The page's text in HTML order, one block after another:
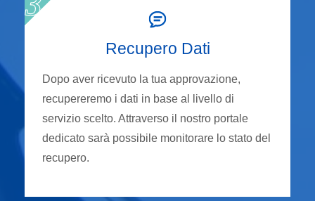
Recupero Dati
Dopo aver ricevuto la tua approvazione,
recupereremo i dati in base al livello di
servizio scelto. Attraverso il nostro portale
dedicato sarà possibile monitorare lo stato del
recupero.